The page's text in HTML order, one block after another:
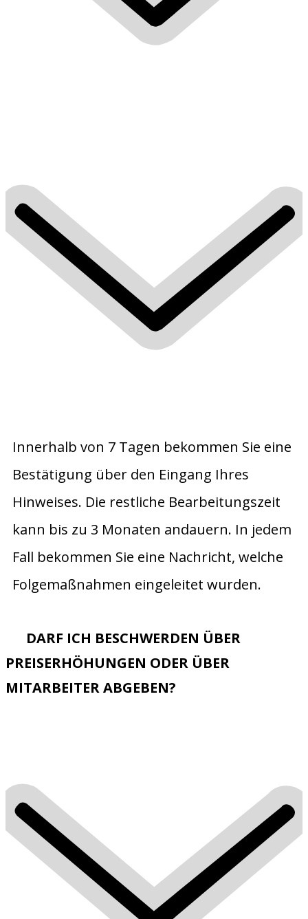
Innerhalb von 7 Tagen bekommen Sie eine
Bestätigung über den Eingang Ihres
Hinweises. Die restliche Bearbeitungszeit
kann bis zu 3 Monaten andauern. In jedem
Fall bekommen Sie eine Nachricht, welche
Folgemaßnahmen eingeleitet wurden.
DARF ICH BESCHWERDEN ÜBER
PREISERHÖHUNGEN ODER ÜBER
MITARBEITER ABGEBEN?